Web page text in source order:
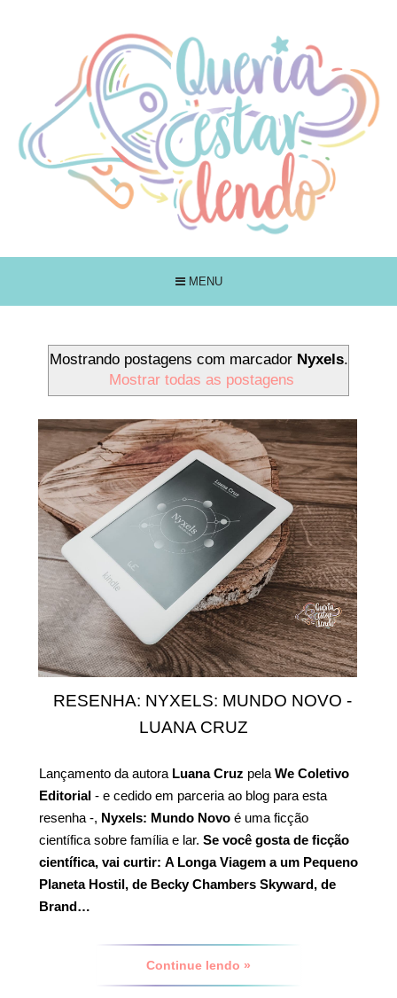
MENU
Mostrando postagens com marcador Nyxels.
Mostrar todas as postagens
RESENHA: NYXELS: MUNDO NOVO -
LUANA CRUZ
Lançamento da autora Luana Cruz pela We Coletivo
Editorial - e cedido em parceria ao blog para esta
resenha -, Nyxels: Mundo Novo é uma ficção
científica sobre família e lar. Se você gosta de ficção
científica, vai curtir: A Longa Viagem a um Pequeno
Planeta Hostil, de Becky Chambers Skyward, de
Brand…
Continue lendo »